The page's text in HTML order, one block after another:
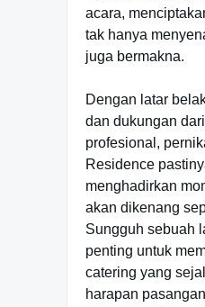
acara,
tak hanya
juga bermakna.
Dengan latar
dan dukungan
profesional,
Residence
menghadirkan
akan dikenang
Sungguh sebuah
penting untuk
catering yang
harapan